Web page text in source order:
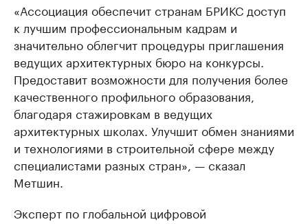
«Ассоциация обеспечит странам БРИКС доступ
к лучшим профессиональным кадрам и
значительно облегчит процедуры приглашения
ведущих архитектурных бюро на конкурсы.
Предоставит возможности для получения более
качественного профильного образования,
благодаря стажировкам в ведущих
архитектурных школах. Улучшит обмен знаниями
и технологиями в строительной сфере между
специалистами разных стран», — сказал
Метшин.
Эксперт по глобальной цифровой